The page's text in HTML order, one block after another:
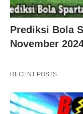
Prediksi Bola
November
RECENT POSTS